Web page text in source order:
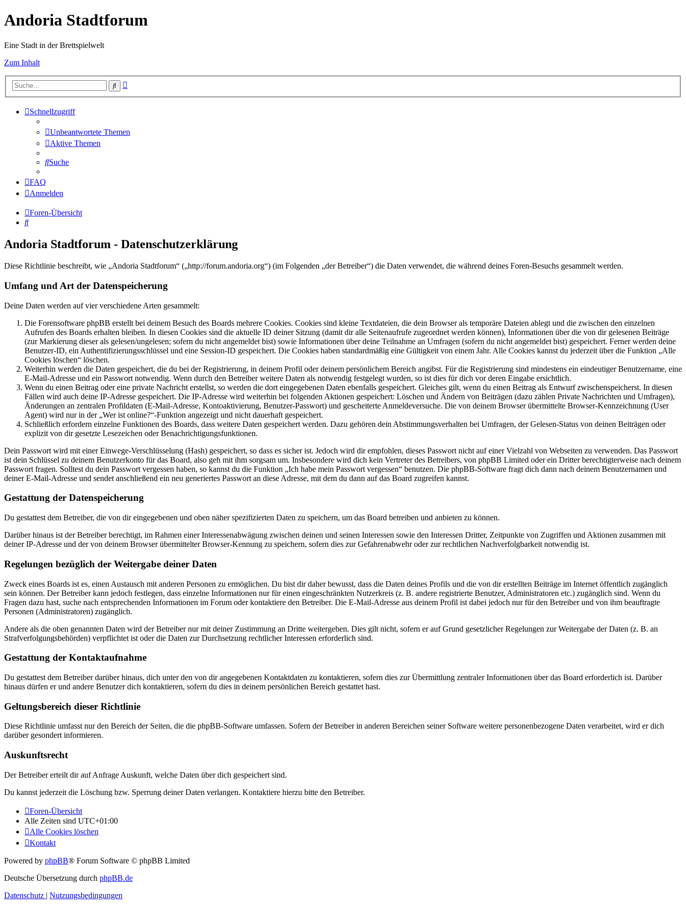
Andoria Stadtforum
Eine Stadt in der Brettspielwelt
Zum Inhalt
Suche
Schnellzugriff
Unbeantwortete Themen
Aktive Themen
Suche
FAQ
Anmelden
Foren-Übersicht
Suche
Andoria Stadtforum - Datenschutzerklärung
Diese Richtlinie beschreibt, wie „Andoria Stadtforum“ („http://forum.andoria.org“) (im Folgenden „der Betreiber“) die Daten verwendet, die während deines Foren-Besuchs gesammelt werden.
Umfang und Art der Datenspeicherung
Deine Daten werden auf vier verschiedene Arten gesammelt:
Die Forensoftware phpBB erstellt bei deinem Besuch des Boards mehrere Cookies. Cookies sind kleine Textdateien, die dein Browser als temporäre Dateien ablegt und die zwischen den einzelnen
Aufrufen des Boards erhalten bleiben. In diesen Cookies sind die aktuelle ID deiner Sitzung (damit dir alle Seitenaufrufe zugeordnet werden können), Informationen über die von dir gelesenen Beiträge
(zur Markierung dieser als gelesen/ungelesen; sofern du nicht angemeldet bist) sowie Informationen über deine Teilnahme an Umfragen (sofern du nicht angemeldet bist) gespeichert. Ferner werden deine
Benutzer-ID, ein Authentifizierungsschlüssel und eine Session-ID gespeichert. Die Cookies haben standardmäßig eine Gültigkeit von einem Jahr. Alle Cookies kannst du jederzeit über die Funktion „Alle
Cookies löschen“ löschen.
Weiterhin werden die Daten gespeichert, die du bei der Registrierung, in deinem Profil oder deinem persönlichem Bereich angibst. Für die Registrierung sind mindestens ein eindeutiger Benutzername, eine
E-Mail-Adresse und ein Passwort notwendig. Wenn durch den Betreiber weitere Daten als notwendig festgelegt wurden, so ist dies für dich vor deren Eingabe ersichtlich.
Wenn du einen Beitrag oder eine private Nachricht erstellst, so werden die dort eingegebenen Daten ebenfalls gespeichert. Gleiches gilt, wenn du einen Beitrag als Entwurf zwischenspeicherst. In diesen
Fällen wird auch deine IP-Adresse gespeichert. Die IP-Adresse wird weiterhin bei folgenden Aktionen gespeichert: Löschen und Ändern von Beiträgen (dazu zählen Private Nachrichten und Umfragen),
Änderungen an zentralen Profildaten (E-Mail-Adresse, Kontoaktivierung, Benutzer-Passwort) und gescheiterte Anmeldeversuche. Die von deinem Browser übermittelte Browser-Kennzeichnung (User
Agent) wird nur in der „Wer ist online?“-Funktion angezeigt und nicht dauerhaft gespeichert.
Schließlich erfordern einzelne Funktionen des Boards, dass weitere Daten gespeichert werden. Dazu gehören dein Abstimmungsverhalten bei Umfragen, der Gelesen-Status von deinen Beiträgen oder
explizit von dir gesetzte Lesezeichen oder Benachrichtigungsfunktionen.
Dein Passwort wird mit einer Einwege-Verschlüsselung (Hash) gespeichert, so dass es sicher ist. Jedoch wird dir empfohlen, dieses Passwort nicht auf einer Vielzahl von Webseiten zu verwenden. Das Passwort
ist dein Schlüssel zu deinem Benutzerkonto für das Board, also geh mit ihm sorgsam um. Insbesondere wird dich kein Vertreter des Betreibers, von phpBB Limited oder ein Dritter berechtigterweise nach deinem
Passwort fragen. Solltest du dein Passwort vergessen haben, so kannst du die Funktion „Ich habe mein Passwort vergessen“ benutzen. Die phpBB-Software fragt dich dann nach deinem Benutzernamen und
deiner E-Mail-Adresse und sendet anschließend ein neu generiertes Passwort an diese Adresse, mit dem du dann auf das Board zugreifen kannst.
Gestattung der Datenspeicherung
Du gestattest dem Betreiber, die von dir eingegebenen und oben näher spezifizierten Daten zu speichern, um das Board betreiben und anbieten zu können.
Darüber hinaus ist der Betreiber berechtigt, im Rahmen einer Interessenabwägung zwischen deinen und seinen Interessen sowie den Interessen Dritter, Zeitpunkte von Zugriffen und Aktionen zusammen mit
deiner IP-Adresse und der von deinem Browser übermittelter Browser-Kennung zu speichern, sofern dies zur Gefahrenabwehr oder zur rechtlichen Nachverfolgbarkeit notwendig ist.
Regelungen bezüglich der Weitergabe deiner Daten
Zweck eines Boards ist es, einen Austausch mit anderen Personen zu ermöglichen. Du bist dir daher bewusst, dass die Daten deines Profils und die von dir erstellten Beiträge im Internet öffentlich zugänglich
sein können. Der Betreiber kann jedoch festlegen, dass einzelne Informationen nur für einen eingeschränkten Nutzerkreis (z. B. andere registrierte Benutzer, Administratoren etc.) zugänglich sind. Wenn du
Fragen dazu hast, suche nach entsprechenden Informationen im Forum oder kontaktiere den Betreiber. Die E-Mail-Adresse aus deinem Profil ist dabei jedoch nur für den Betreiber und von ihm beauftragte
Personen (Administratoren) zugänglich.
Andere als die oben genannten Daten wird der Betreiber nur mit deiner Zustimmung an Dritte weitergeben. Dies gilt nicht, sofern er auf Grund gesetzlicher Regelungen zur Weitergabe der Daten (z. B. an
Strafverfolgungsbehörden) verpflichtet ist oder die Daten zur Durchsetzung rechtlicher Interessen erforderlich sind.
Gestattung der Kontaktaufnahme
Du gestattest dem Betreiber darüber hinaus, dich unter den von dir angegebenen Kontaktdaten zu kontaktieren, sofern dies zur Übermittlung zentraler Informationen über das Board erforderlich ist. Darüber
hinaus dürfen er und andere Benutzer dich kontaktieren, sofern du dies in deinem persönlichen Bereich gestattet hast.
Geltungsbereich dieser Richtlinie
Diese Richtlinie umfasst nur den Bereich der Seiten, die die phpBB-Software umfassen. Sofern der Betreiber in anderen Bereichen seiner Software weitere personenbezogene Daten verarbeitet, wird er dich
darüber gesondert informieren.
Auskunftsrecht
Der Betreiber erteilt dir auf Anfrage Auskunft, welche Daten über dich gespeichert sind.
Du kannst jederzeit die Löschung bzw. Sperrung deiner Daten verlangen. Kontaktiere hierzu bitte den Betreiber.
Foren-Übersicht
Alle Zeiten sind UTC+01:00
Alle Cookies löschen
Kontakt
Powered by phpBB® Forum Software © phpBB Limited
Deutsche Übersetzung durch phpBB.de
Datenschutz | Nutzungsbedingungen